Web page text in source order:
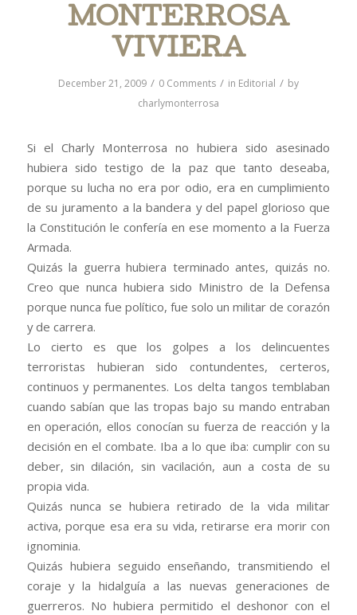
MONTERROSA
VIVIERA
December 21, 2009 / 0 Comments / in Editorial / by
charlymonterrosa
Si el Charly Monterrosa no hubiera sido asesinado
hubiera sido testigo de la paz que tanto deseaba,
porque su lucha no era por odio, era en cumplimiento
de su juramento a la bandera y del papel glorioso que
la Constitución le confería en ese momento a la Fuerza
Armada.
Quizás la guerra hubiera terminado antes, quizás no.
Creo que nunca hubiera sido Ministro de la Defensa
porque nunca fue político, fue solo un militar de corazón
y de carrera.
Lo cierto es que los golpes a los delincuentes
terroristas hubieran sido contundentes, certeros,
continuos y permanentes. Los delta tangos temblaban
cuando sabían que las tropas bajo su mando entraban
en operación, ellos conocían su fuerza de reacción y la
decisión en el combate. Iba a lo que iba: cumplir con su
deber, sin dilación, sin vacilación, aun a costa de su
propia vida.
Quizás nunca se hubiera retirado de la vida militar
activa, porque esa era su vida, retirarse era morir con
ignominia.
Quizás hubiera seguido enseñando, transmitiendo el
coraje y la hidalguía a las nuevas generaciones de
guerreros. No hubiera permitido el deshonor con el